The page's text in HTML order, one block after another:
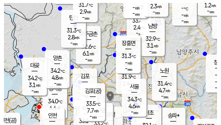
양주
33.4℃
2.4
-mm
경서동
34.0℃
4.4 m/s
-mm
파주금촌
32.6℃
6.1 m/s
-mm
-℃
-m/s
-mm
대곶
34.2℃
3.1 m/s
-mm
창
-
-m/
-
탄현
31.3℃
2.8m/s
-mm
1.2m/s
-mm
김포
- ℃
-m/s
mm
광명
부천
33.2℃
양촌
34.2℃
4.8m/s
-mm
구로
33.2℃
은평
31.9℃
2.4 m/s
- mm
노원
31.4℃
4.7m/s
-mm
송파*
서초
남방
32.9℃
3.1 m/s
-mm
장흥면
31.3℃
-m/s
-mm
-m/s
-mm
인천(공)
김포(공)
33.5℃
7.7m/s
-mm
인천
서울
34.3℃
4.6m/s
-mm
31.7℃
2.9m/s
-mm
2.3m/s
-mm